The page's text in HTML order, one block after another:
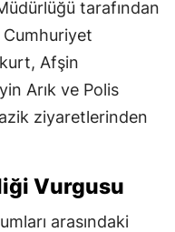
tarafından
Cumhuriyet
Afşin
Arık ve Polis
ziyaretlerinden
Vurgusu
arasındaki